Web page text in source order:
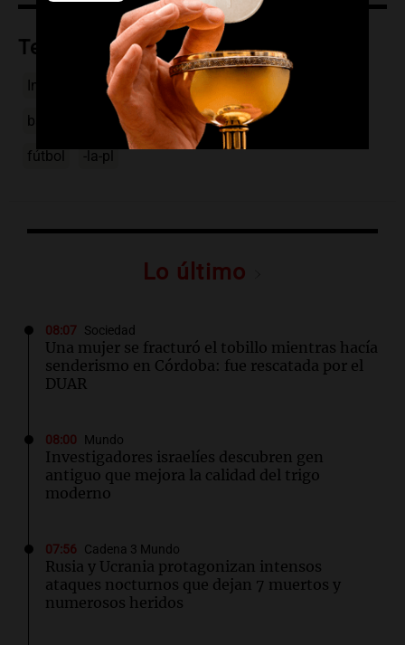
Video
Temas
Inestabilidad en la hinchada Estudiantes
barra brava violencia Aprevide seguridad
fútbol -la-pl
Lo último
08:07 Sociedad
Una mujer se fracturó el tobillo mientras hacía
senderismo en Córdoba: fue rescatada por el
DUAR
08:00 Mundo
Investigadores israelíes descubren gen
antiguo que mejora la calidad del trigo
moderno
07:56 Cadena 3 Mundo
Rusia y Ucrania protagonizan intensos
ataques nocturnos que dejan 7 muertos y
numerosos heridos